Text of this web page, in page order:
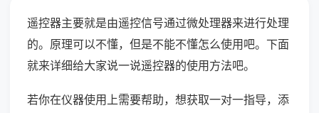
遥控器主要就是由遥控信号通过微处理器来进行处理
的。原理可以不懂，但是不能不懂怎么使用吧。下面
就来详细给大家说一说遥控器的使用方法吧。
若你在仪器使用上需要帮助，想获取一对一指导，添